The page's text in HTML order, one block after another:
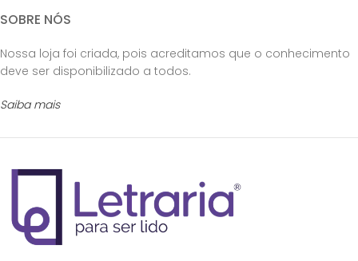
SOBRE NÓS
Nossa loja foi criada, pois acreditamos que o conhecimento
deve ser disponibilizado a todos.
Saiba mais